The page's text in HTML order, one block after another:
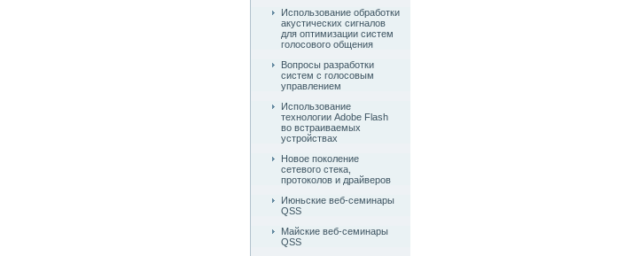
Использование обработки
акустических сигналов
для оптимизации систем
голосового общения
Вопросы разработки
систем с голосовым
управлением
Использование
технологии Adobe Flash
во встраиваемых
устройствах
Новое поколение
сетевого стека,
протоколов и драйверов
Июньские веб-семинары
QSS
Майские веб-семинары
QSS